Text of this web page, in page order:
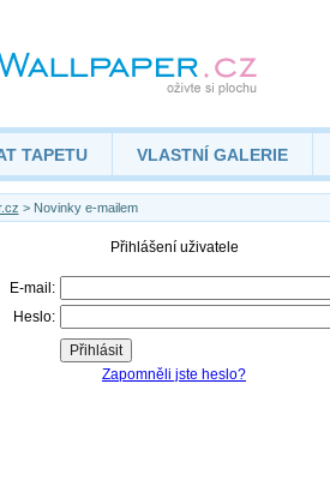
TAPETU VLASTNÍ GALERIE
> Novinky e-mailem